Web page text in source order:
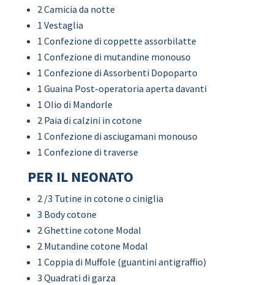
2 Camicia da notte
1 Vestaglia
1 Confezione di coppette assorbilatte
1 Confezione di mutandine monouso
1 Confezione di Assorbenti Dopoparto
1 Guaina Post-operatoria aperta davanti
1 Olio di Mandorle
2 Paia di calzini in cotone
1 Confezione di asciugamani monouso
1 Confezione di traverse
PER IL NEONATO
2 /3 Tutine in cotone o ciniglia
3 Body cotone
2 Ghettine cotone Modal
2 Mutandine cotone Modal
1 Coppia di Muffole (guantini antigraffio)
3 Quadrati di garza